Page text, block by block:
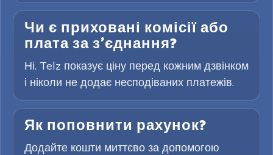
Чи є приховані комісії або
плата за з’єднання?
Ні. Telz показує ціну перед кожним дзвінком
і ніколи не додає несподіваних платежів.
Як поповнити рахунок?
Додайте кошти миттєво за допомогою